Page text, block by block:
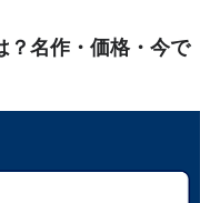
名作・価格・今で